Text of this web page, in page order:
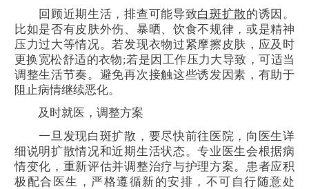
回顾近期生活，排查可能导致白斑扩散的诱因。
比如是否有皮肤外伤、暴晒、饮食不规律，或是精神
压力过大等情况。若发现衣物过紧摩擦皮肤，应及时
更换宽松舒适的衣物;若是因工作压力大导致，可适当
调整生活节奏。避免再次接触这些诱发因素，有助于
阻止病情继续恶化。
及时就医，调整方案
一旦发现白斑扩散，要尽快前往医院，向医生详
细说明扩散情况和近期生活状态。专业医生会根据病
情变化，重新评估并调整治疗与护理方案。患者应积
极配合医生，严格遵循新的安排，不可自行随意处